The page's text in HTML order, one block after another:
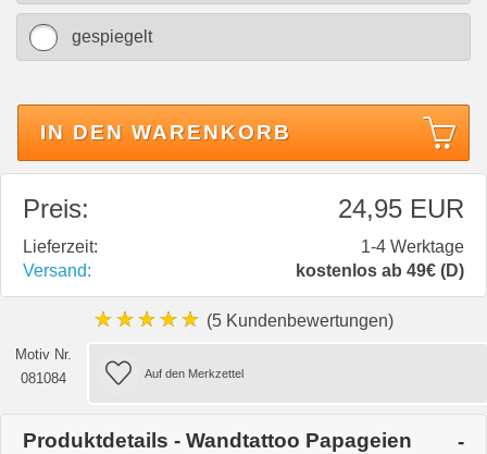
gespiegelt
IN DEN WARENKORB
Preis: 24,95 EUR
Lieferzeit:
1-4 Werktage
Versand:
kostenlos ab 49€ (D)
★★★★★ (5 Kundenbewertungen)
Motiv Nr.
081084
Produktdetails - Wandtattoo Papageien